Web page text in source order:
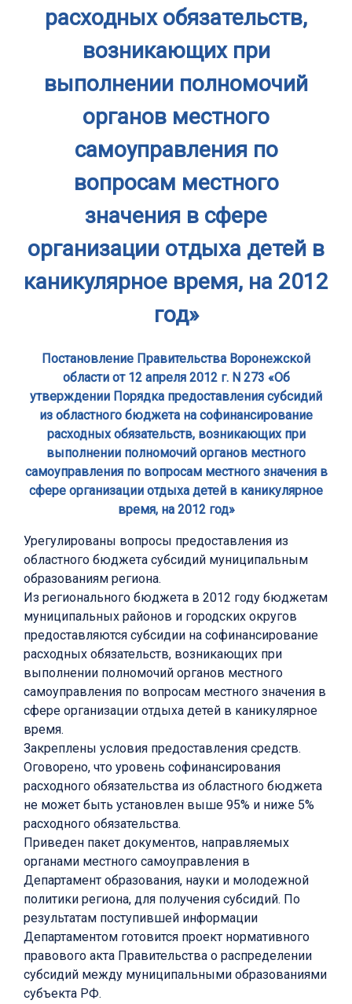
расходных обязательств,
возникающих при
выполнении полномочий
органов местного
самоуправления по
вопросам местного
значения в сфере
организации отдыха детей в
каникулярное время, на 2012
год»
Постановление Правительства Воронежской
области от 12 апреля 2012 г. N 273 «Об
утверждении Порядка предоставления субсидий
из областного бюджета на софинансирование
расходных обязательств, возникающих при
выполнении полномочий органов местного
самоуправления по вопросам местного значения в
сфере организации отдыха детей в каникулярное
время, на 2012 год»
Урегулированы вопросы предоставления из
областного бюджета субсидий муниципальным
образованиям региона.
Из регионального бюджета в 2012 году бюджетам
муниципальных районов и городских округов
предоставляются субсидии на софинансирование
расходных обязательств, возникающих при
выполнении полномочий органов местного
самоуправления по вопросам местного значения в
сфере организации отдыха детей в каникулярное
время.
Закреплены условия предоставления средств.
Оговорено, что уровень софинансирования
расходного обязательства из областного бюджета
не может быть установлен выше 95% и ниже 5%
расходного обязательства.
Приведен пакет документов, направляемых
органами местного самоуправления в
Департамент образования, науки и молодежной
политики региона, для получения субсидий. По
результатам поступившей информации
Департаментом готовится проект нормативного
правового акта Правительства о распределении
субсидий между муниципальными образованиями
субъекта РФ.